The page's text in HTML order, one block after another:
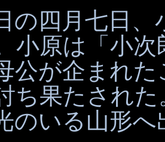
四月七日、
小原は「小
公が企まれ
ち果たされ
のいる山形へ